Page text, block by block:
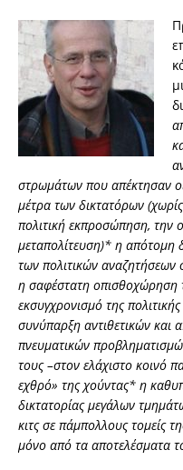
στρωμάτων που απέκτησαν
μέτρα των δικτατόρων
πολιτική εκπροσώπηση, την
μεταπολίτευση)* η απότομη
των πολιτικών αναζητήσεων
η σαφέστατη οπισθοχώρηση
εκσυγχρονισμό της
συνύπαρξη αντιθετικών και
πνευματικών
τους –στον ελάχιστο κοινό
εχθρό» της χούντας* η
δικτατορίας μεγάλων
κιτς σε πάμπολλους τομείς
μόνο από τα αποτελέσματα